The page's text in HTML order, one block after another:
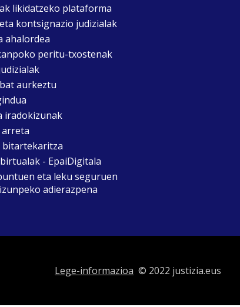
likidatzeko plataforma
kontsignazio judizialak
ahalordea
peritu-txostenak
aurkeztu
iradokizunak
bitartekaritza
- EpaiDigitala
eta leku seguruen
adierazpena
Lege-informazioa © 2022 justizia.eus